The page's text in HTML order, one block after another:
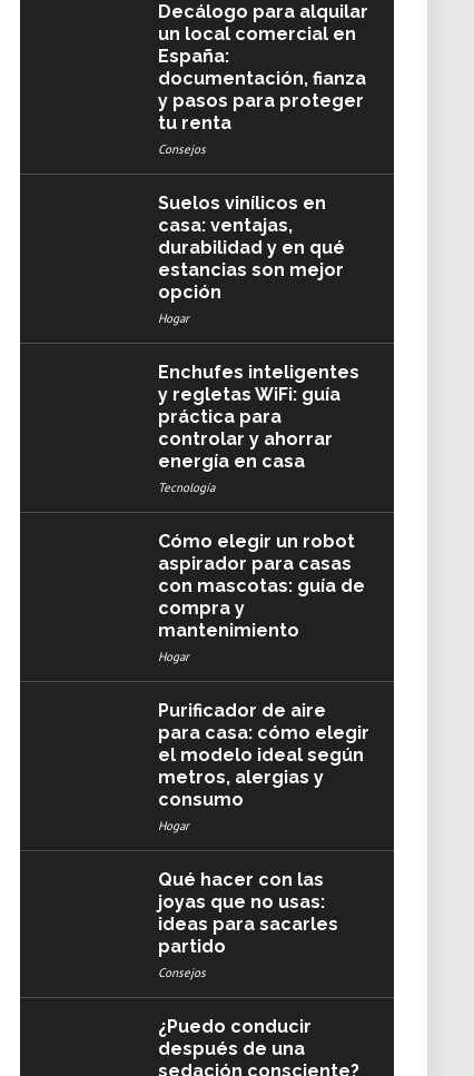
Decálogo para alquilar
un local comercial en
España:
documentación, fianza
y pasos para proteger
tu renta
Consejos
Suelos vinílicos en
casa: ventajas,
durabilidad y en qué
estancias son mejor
opción
Hogar
Enchufes inteligentes
y regletas WiFi: guía
práctica para
controlar y ahorrar
energía en casa
Tecnología
Cómo elegir un robot
aspirador para casas
con mascotas: guía de
compra y
mantenimiento
Hogar
Purificador de aire
para casa: cómo elegir
el modelo ideal según
metros, alergias y
consumo
Hogar
Qué hacer con las
joyas que no usas:
ideas para sacarles
partido
Consejos
¿Puedo conducir
después de una
sedación consciente?